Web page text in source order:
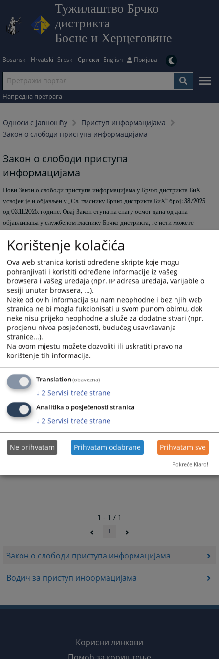
Тужилаштво Брчко
дистрикта
Босне и Херцеговине
Bosanski Hrvatski Srpski Српски English Пријава
Напредна претрага
Односи с јавношћу
Приступ информацијама
Закон о слободи приступа информацијама
Закон о слободи приступа информацијама
Водич за приступ информацијама
Закон о слободи приступа
информацијама
Нови Закон о слободи приступа информацијама у Брчко дистрикта БиХ
усвојен је и објављен у „Сл. гласнику Брчко дистрикта БиХ“ број: 38/2025
од 03.11.2025. године.Овај Закон ступа на снагу осмог дана од дана
објављивања у службеном гласнику Брчко дистрикта, те исти можете
4324 ПРЕГЛЕДА
Пратећи документи
Zakon o slobodi pristupa informacijama u Brčko
distriktu BiH 38-2025
Obrazac za pristup informacijama
Novi obrazac za pristup informacijama TBD 2025
1 - 1 / 1
1
Корисни линкови
Korištenje kolačića
Ova web stranica koristi određene skripte koje mogu
pohranjivati i koristiti određene informacije iz vašeg
browsera i vašeg uređaja (npr. IP adresa uređaja, varijable o
sesiji unutar browsera, ...).
Neke od ovih informacija su nam neophodne i bez njih web
stranica ne bi mogla fukcionisati u svom punom obimu, dok
neke nisu prijeko neophodne a služe za dodatne stvari (npr.
procjenu nivoa posjećenosti, budućeg usavršavanja
stranice...).
Na ovom mjestu možete dozvoliti ili uskratiti pravo na
korištenje tih informacija.
Translation(obavezna)
↓ 2 Servisi treće strane
Analitika o posjećenosti stranica
↓ 2 Servisi treće strane
Ne prihvatam Prihvatam odabrane Prihvatam sve
Pokreće Klaro!